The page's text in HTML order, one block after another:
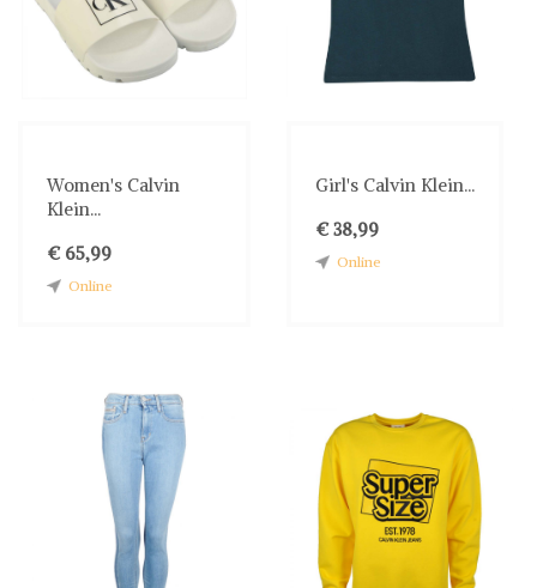
Women's Calvin
Klein...
€ 65,99
Online
Girl's Calvin Klein...
€ 38,99
Online